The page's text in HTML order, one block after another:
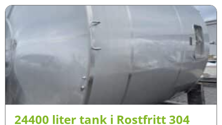
24400 liter tank i Rostfritt 304